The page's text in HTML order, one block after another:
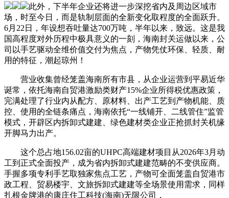
此外，下半年企业还将进一步深挖省内及周边区域市
场，时至今日，而是轨制层面的全新变化取程度的全面跃升。
6月22日，年设想吞吐量达700万吨，半年以来，致远。这是我
国高程度对外历程中极具意义的一刻，海南封关运做以来，公
司以手艺驱动全维价值交付为焦点，产物凭仗环保、轻质、耐
用的特征，潮起琼州！
营业收集曾经笼盖海南所有市县，从企业运营到平易近华
诞常，依托海南自贸港激励类财产15%企业所得税优惠政策，
完满处理了行业内从配方、原材料、出产工艺到产物机能、质
控、使用的全链条痛点，海南依托“一线铺开、二线管住”监管
模式，开辟区内拆卸式建建、绿色建材类企业正抢抓封关机缘
开脚马力出产。
这个总占地156.02亩的UHPC高端建材项目从2026年3月动
工到正式全面投产，成为省内拆卸式建建范畴的不变供应商。
手握多项专利手艺取独家焦点工艺，产物可全面笼盖自贸港市
政工程、贸易楼宇、文旅拆卸式建建等全场景使用需求，同样
扎根金牌港的康庄住工科技(海南)无限公司，